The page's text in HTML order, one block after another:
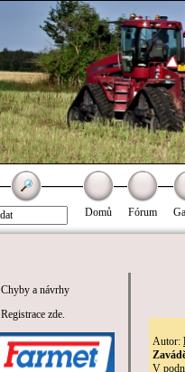
Domů Fórum
Chyby a návrhy
Registrace zde.
Autor:
V